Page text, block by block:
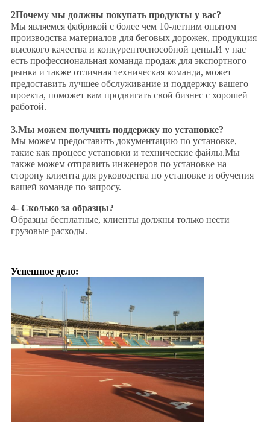
2Почему мы должны покупать продукты у вас?
Мы являемся фабрикой с более чем 10-летним опытом
производства материалов для беговых дорожек, продукция
высокого качества и конкурентоспособной цены.И у нас
есть профессиональная команда продаж для экспортного
рынка и также отличная техническая команда, может
предоставить лучшее обслуживание и поддержку вашего
проекта, поможет вам продвигать свой бизнес с хорошей
работой.
3.Мы можем получить поддержку по установке?
Мы можем предоставить документацию по установке,
такие как процесс установки и технические файлы.Мы
также можем отправить инженеров по установке на
сторону клиента для руководства по установке и обучения
вашей команде по запросу.
4- Сколько за образцы?
Образцы бесплатные, клиенты должны только нести
грузовые расходы.
Успешное дело: